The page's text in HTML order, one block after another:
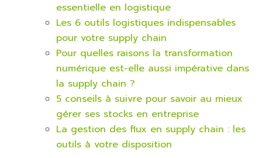
essentielle en logistique
Les 6 outils logistiques indispensables
pour votre supply chain
Pour quelles raisons la transformation
numérique est-elle aussi impérative dans
la supply chain ?
5 conseils à suivre pour savoir au mieux
gérer ses stocks en entreprise
La gestion des flux en supply chain : les
outils à votre disposition